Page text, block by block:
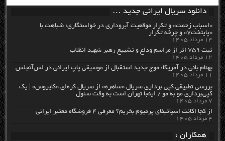
دانلود سریال ایرانی جدید …
«اسباب زحمت» و تکرار موقعیت آبروداری در خواستگاری؛ شباهت با
«پایتخت۷» و چرخه تکرار
۱۴ مرداد ۱۴۰۵
ثبت ۷۵۹ اثر از مراسم وداع و تشییع رهبر شهید انقلاب
۱۲ مرداد ۱۴۰۵
بهنام بانی در آمریکا: موج جدید استقبال از موسیقی پاپ ایرانی در لس‌آنجلس
۱۱ مرداد ۱۴۰۵
بررسی تطبیقی کپی برداری سریال «ساهره» از سریال کره‌ای «کایروس» | یک
کپی‌برداری مو به مو / اینجا تهران است به وقت سئول
۷ مرداد ۱۴۰۵
از کجا اکانت اسپاتیفای پرمیوم بخریم؟ معرفی ۴ فروشگاه معتبر ایرانی
۴ مرداد ۱۴۰۵
همکاران :